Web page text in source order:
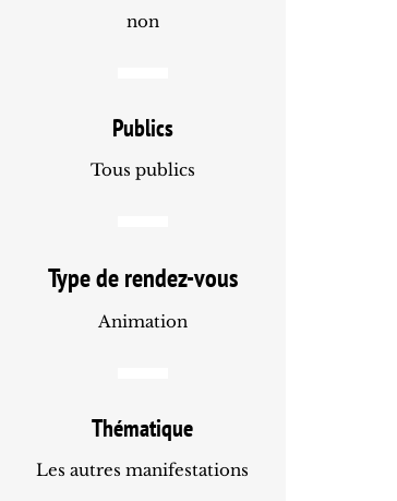
non
Publics
Tous publics
Type de rendez-vous
Animation
Thématique
Les autres manifestations